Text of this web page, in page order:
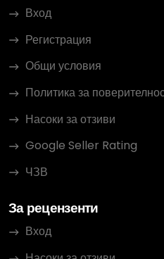
Вход
Регистрация
Общи условия
Политика за
Насоки за отзиви
Google Seller Rating
ЧЗВ
За рецензенти
Вход